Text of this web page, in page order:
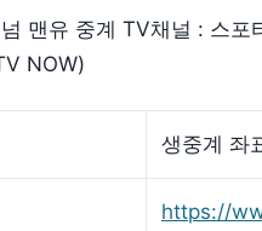
맨유 중계 TV채널 : 스포
NOW)
생중계 좌
https://